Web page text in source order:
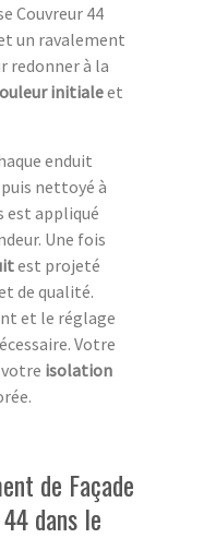
Couvreur 44
un ravalement
redonner à la
initialeet
enduit
nettoyé à
est appliqué
Une fois
est projeté
de qualité.
et le réglage
Votre
isolation
de Façade
dans le